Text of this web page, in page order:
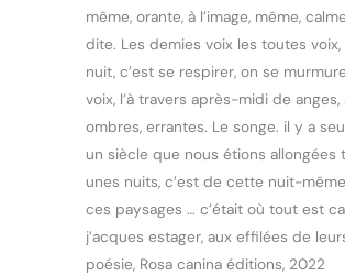
même, orante, à l’image, même,
dite. Les demies voix les toutes voix,
nuit, c’est se respirer, on se
voix, l’à travers après-midi de anges,
ombres, errantes. Le songe. il y a
un siècle que nous étions allongées
unes nuits, c’est de cette nuit-
ces paysages … c’était où tout est
j’acques estager, aux effilées de
poésie, Rosa canina éditions, 2022